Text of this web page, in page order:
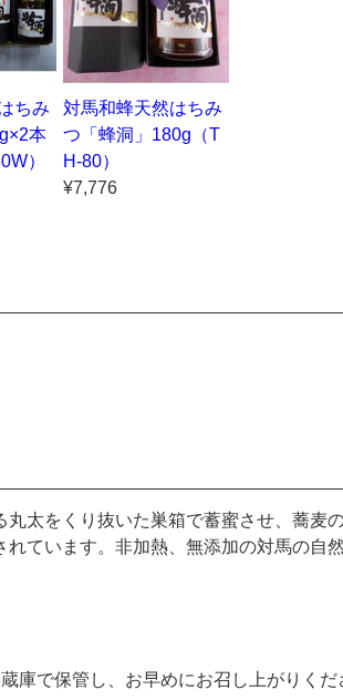
ちみ
本
）
対馬和蜂天然はちみ
つ「蜂洞」180g（T
H-80）
¥7,776
太をくり抜いた巣箱で蓄蜜させ、蕎麦
ています。非加熱、無添加の対馬の自
庫で保管し、お早めにお召し上がりくだ